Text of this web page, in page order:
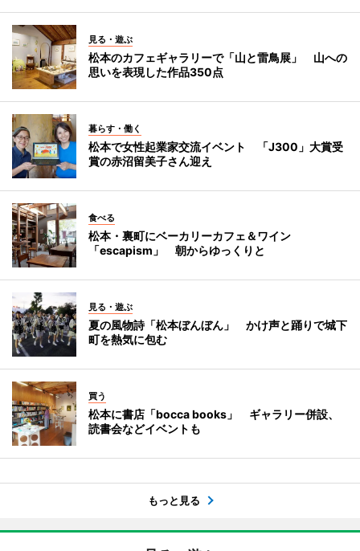
見る・遊ぶ
松本のカフェギャラリーで「山と雷鳥展」 山への
思いを表現した作品350点
暮らす・働く
松本で女性起業家交流イベント 「J300」大賞受
賞の赤沼留美子さん迎え
食べる
松本・裏町にベーカリーカフェ＆ワイン
「escapism」 朝からゆっくりと
見る・遊ぶ
夏の風物詩「松本ぼんぼん」 かけ声と踊りで城下
町を熱気に包む
買う
松本に書店「bocca books」 ギャラリー併設、
読書会などイベントも
もっと見る